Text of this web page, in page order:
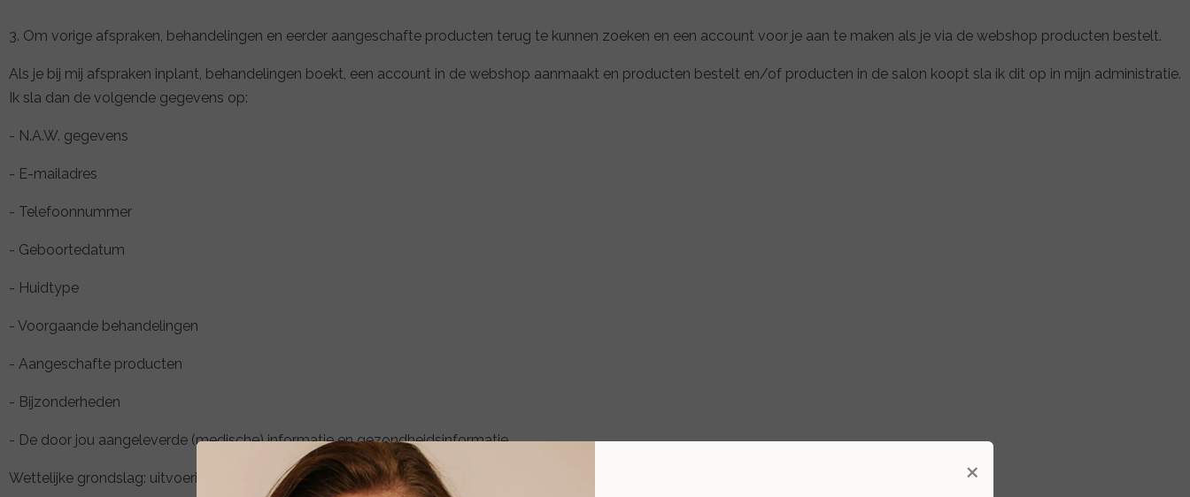
3. Om vorige afspraken, behandelingen en eerder aangeschafte producten terug te kunnen zoeken en een account voor je aan te maken als je via de webshop producten bestelt.
Als je bij mij afspraken inplant, behandelingen boekt, een account in de webshop aanmaakt en producten bestelt en/of producten in de salon koopt sla ik dit op in mijn administratie.
Ik sla dan de volgende gegevens op:
- N.A.W. gegevens
- E-mailadres
- Telefoonnummer
- Geboortedatum
- Huidtype
- Voorgaande behandelingen
- Aangeschafte producten
- Bijzonderheden
- De door jou aangeleverde (medische) informatie en gezondheidsinformatie
Wettelijke grondslag: uitvoering van de overeenkomst. ×